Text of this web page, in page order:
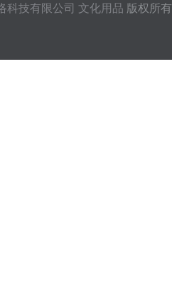
科技有限公司 文化用品 版权所有